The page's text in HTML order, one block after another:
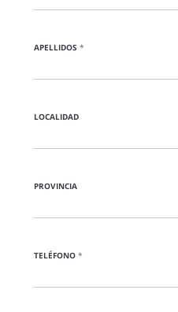
APELLIDOS *
LOCALIDAD
PROVINCIA
TELÉFONO *